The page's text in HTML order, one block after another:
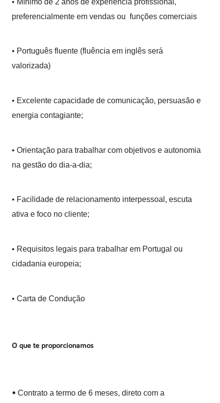
preferencialmente em vendas ou funções comerciais
• Português fluente (fluência em inglês será
valorizada)
• Excelente capacidade de comunicação, persuasão e
energia contagiante;
• Orientação para trabalhar com objetivos e autonomia
na gestão do dia-a-dia;
• Facilidade de relacionamento interpessoal, escuta
ativa e foco no cliente;
• Requisitos legais para trabalhar em Portugal ou
cidadania europeia;
• Carta de Condução
O que te proporcionamos
• Contrato a termo de 6 meses, direto com a